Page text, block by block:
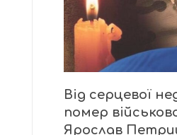
Від серцевої
помер
Ярослав